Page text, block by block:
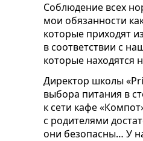
Соблюдение всех
мои обязанности
которые приходят
в соответствии с
которые находятся
Директор школы
выбора питания в
к сети кафе
с родителями
они безопасны… У